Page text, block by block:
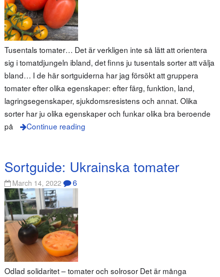
Tusentals tomater… Det är verkligen inte så lätt att orientera
sig i tomatdjungeln ibland, det finns ju tusentals sorter att välja
bland… I de här sortguiderna har jag försökt att gruppera
tomater efter olika egenskaper: efter färg, funktion, land,
lagringsegenskaper, sjukdomsresistens och annat. Olika
sorter har ju olika egenskaper och funkar olika bra beroende
på
Continue reading
Sortguide: Ukrainska tomater
March 14, 2022 6
Odlad solidaritet – tomater och solrosor Det är många